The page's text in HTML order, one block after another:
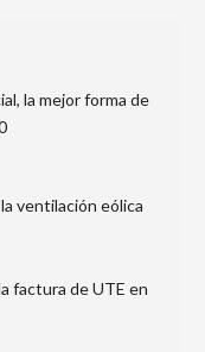
la mejor forma de
ventilación eólica
factura de UTE en